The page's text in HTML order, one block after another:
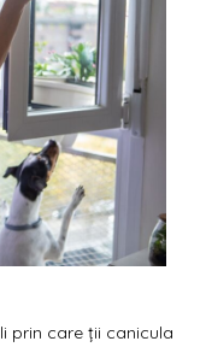
prin care ții canicula